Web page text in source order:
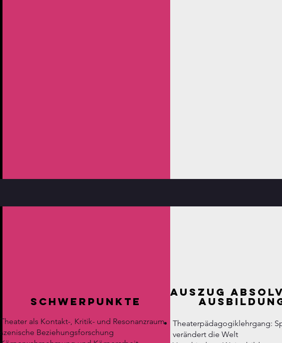
Schwerpunkte
Theater als Kontakt-, Kritik- und Resonanzraum
szenische Beziehungsforschung
Auszug
Theaterpädagogiklehrgang:
verändert die Welt